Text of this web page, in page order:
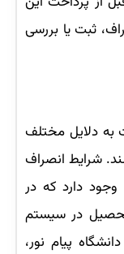
ثبت یا بررسی
به دلایل مختلف
شرایط انصراف
دارد که در
تحصیل در سیستم
پیام نور،